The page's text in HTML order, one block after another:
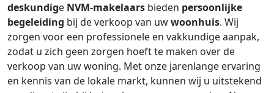
deskundige NVM-makelaars bieden persoonlijke
begeleiding bij de verkoop van uwwoonhuis. Wij
zorgen voor een professionele en vakkundige aanpak,
zodat u zich geen zorgen hoeft te maken over de
verkoop van uw woning. Met onze jarenlange ervaring
en kennis van de lokale markt, kunnen wij u uitstekend